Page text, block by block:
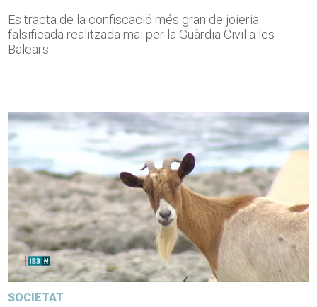
Es tracta de la confiscació més gran de joieria
falsificada realitzada mai per la Guàrdia Civil a les
Balears
SOCIETAT